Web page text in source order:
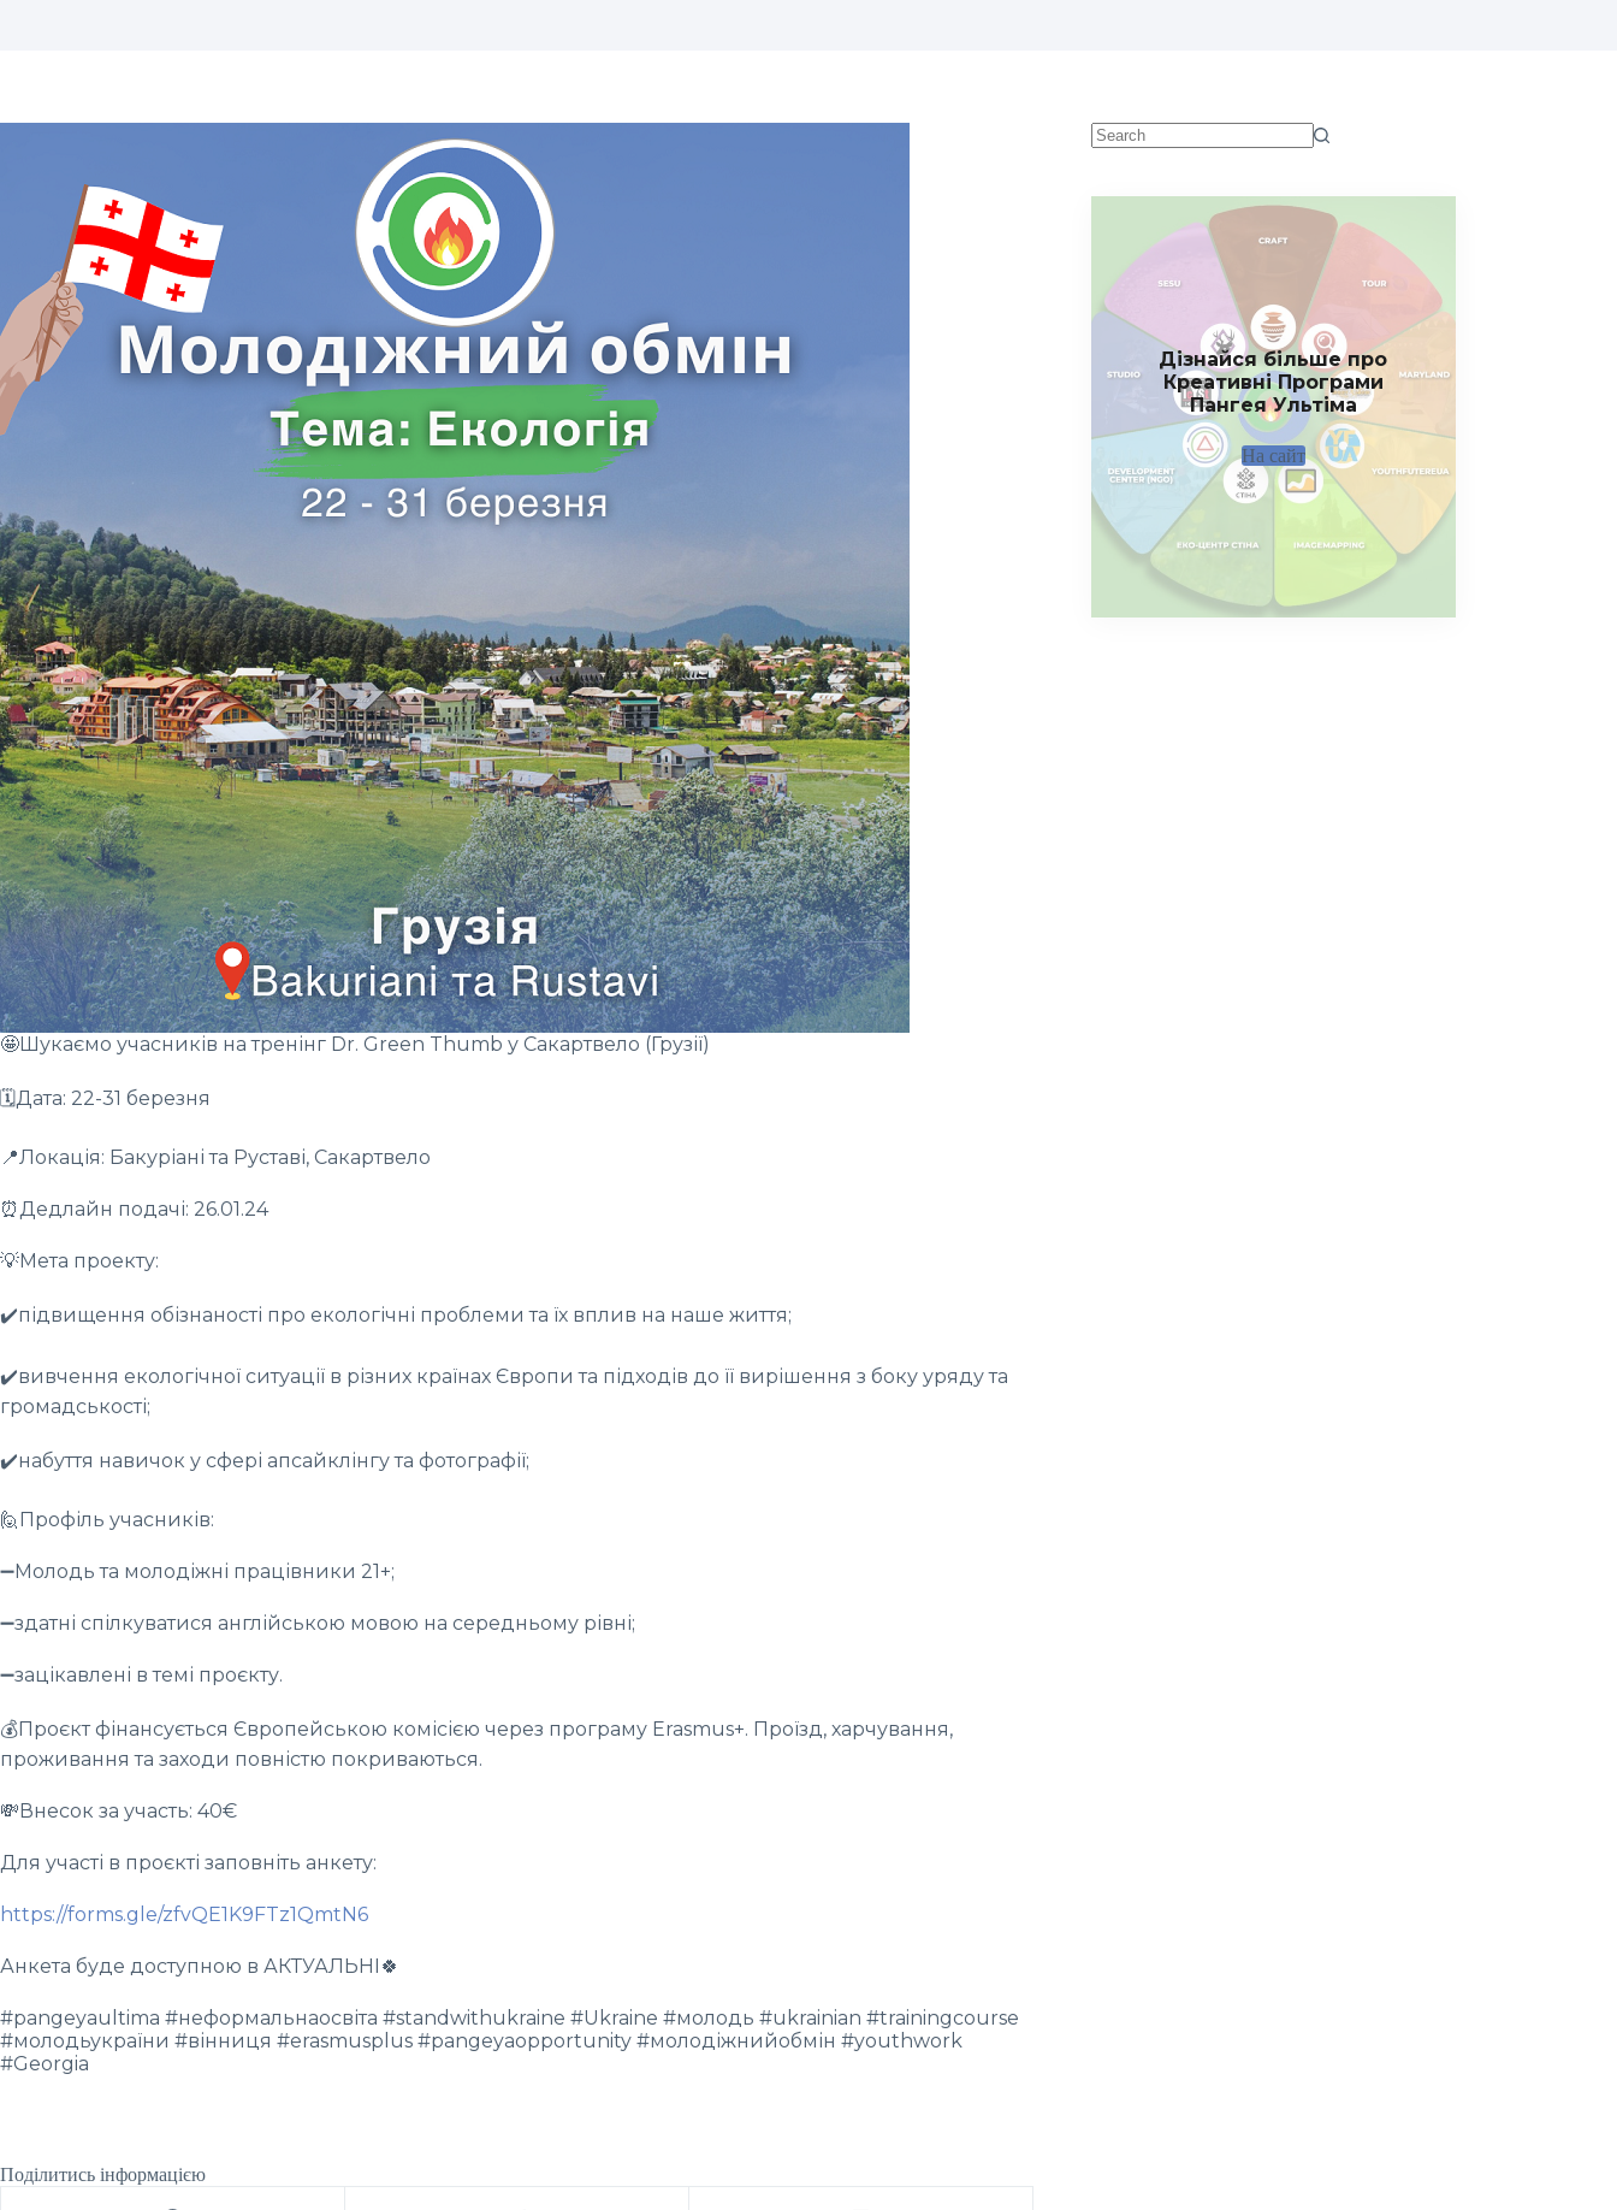
🤩Шукаємо учасників на тренінг Dr. Green Thumb у Сакартвело (Грузії)
🗓️Дата: 22-31 березня
📍Локація: Бакуріані та Руставі, Сакартвело
⏰Дедлайн подачі: 26.01.24
💡Мета проекту:
✔️підвищення обізнаності про екологічні проблеми та їх вплив на наше життя;
✔️вивчення екологічної ситуації в різних країнах Європи та підходів до її вирішення з боку уряду та
громадськості;
✔️набуття навичок у сфері апсайклінгу та фотографії;
🙋Профіль учасників:
➖Молодь та молодіжні працівники 21+;
➖здатні спілкуватися англійською мовою на середньому рівні;
➖зацікавлені в темі проєкту.
💰Проєкт фінансується Європейською комісією через програму Erasmus+. Проїзд, харчування,
проживання та заходи повністю покриваються.
💸Внесок за участь: 40€
Для участі в проєкті заповніть анкету:
https://forms.gle/zfvQE1K9FTz1QmtN6
Анкета буде доступною в АКТУАЛЬНІ🍀
#pangeyaultima #неформальнаосвіта #standwithukraine #Ukraine #молодь #ukrainian #trainingcourse
#молодьукраїни #вінниця #erasmusplus #pangeyaopportunity #молодіжнийобмін #youthwork
#Georgia
Поділитись інформацією
Дізнайся більше про
Креативні Програми
Пангея Ультіма
На сайт